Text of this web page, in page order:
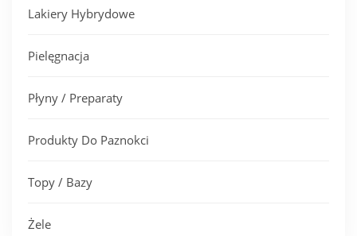
Lakiery Hybrydowe
Pielęgnacja
Płyny / Preparaty
Produkty Do Paznokci
Topy / Bazy
Żele